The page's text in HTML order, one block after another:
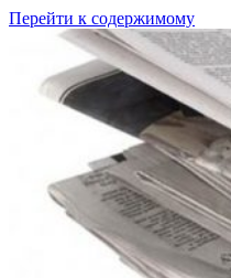
Перейти к содержимому